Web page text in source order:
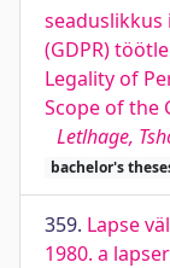
(GDPR)
Legality of
Scope of the
Letlhage,
bachelor's
359. Lapse
1980. a